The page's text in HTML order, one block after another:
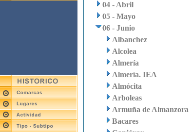
04 - Abril
05 - Mayo
06 - Junio
Albanchez
Alcolea
Almería
Almería. IEA
Almócita
Arboleas
Armuña de Almanzora
Bacares